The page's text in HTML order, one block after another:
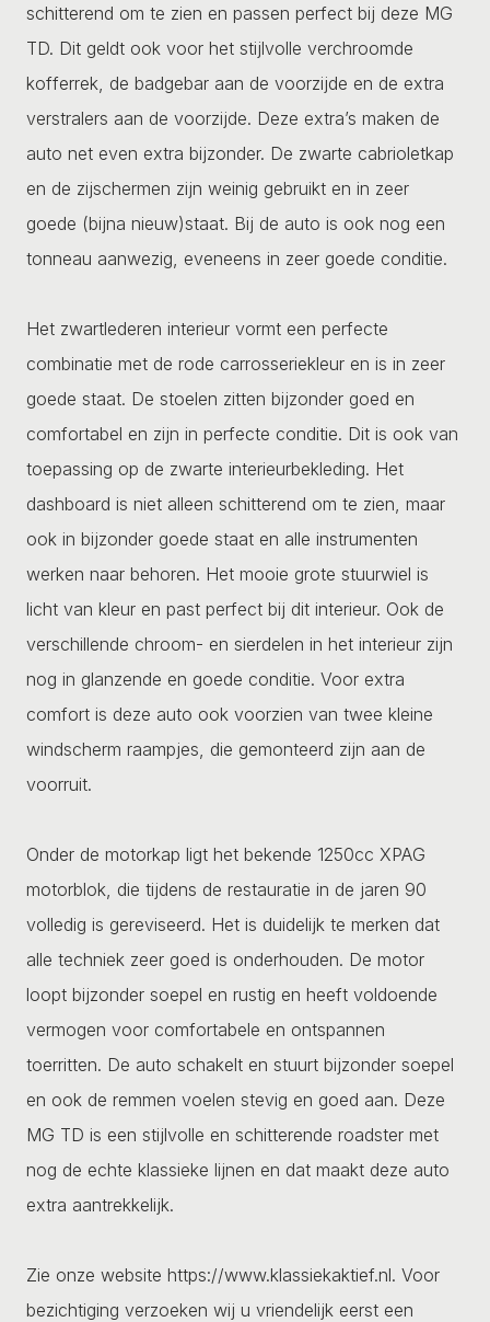
schitterend om te zien en passen perfect bij deze MG
TD. Dit geldt ook voor het stijlvolle verchroomde
kofferrek, de badgebar aan de voorzijde en de extra
verstralers aan de voorzijde. Deze extra’s maken de
auto net even extra bijzonder. De zwarte cabrioletkap
en de zijschermen zijn weinig gebruikt en in zeer
goede (bijna nieuw)staat. Bij de auto is ook nog een
tonneau aanwezig, eveneens in zeer goede conditie.
Het zwartlederen interieur vormt een perfecte
combinatie met de rode carrosseriekleur en is in zeer
goede staat. De stoelen zitten bijzonder goed en
comfortabel en zijn in perfecte conditie. Dit is ook van
toepassing op de zwarte interieurbekleding. Het
dashboard is niet alleen schitterend om te zien, maar
ook in bijzonder goede staat en alle instrumenten
werken naar behoren. Het mooie grote stuurwiel is
licht van kleur en past perfect bij dit interieur. Ook de
verschillende chroom- en sierdelen in het interieur zijn
nog in glanzende en goede conditie. Voor extra
comfort is deze auto ook voorzien van twee kleine
windscherm raampjes, die gemonteerd zijn aan de
voorruit.
Onder de motorkap ligt het bekende 1250cc XPAG
motorblok, die tijdens de restauratie in de jaren 90
volledig is gereviseerd. Het is duidelijk te merken dat
alle techniek zeer goed is onderhouden. De motor
loopt bijzonder soepel en rustig en heeft voldoende
vermogen voor comfortabele en ontspannen
toerritten. De auto schakelt en stuurt bijzonder soepel
en ook de remmen voelen stevig en goed aan. Deze
MG TD is een stijlvolle en schitterende roadster met
nog de echte klassieke lijnen en dat maakt deze auto
extra aantrekkelijk.
Zie onze website https://www.klassiekaktief.nl. Voor
bezichtiging verzoeken wij u vriendelijk eerst een